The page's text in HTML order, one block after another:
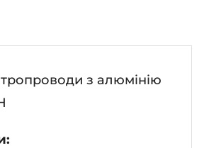
з алюмінію